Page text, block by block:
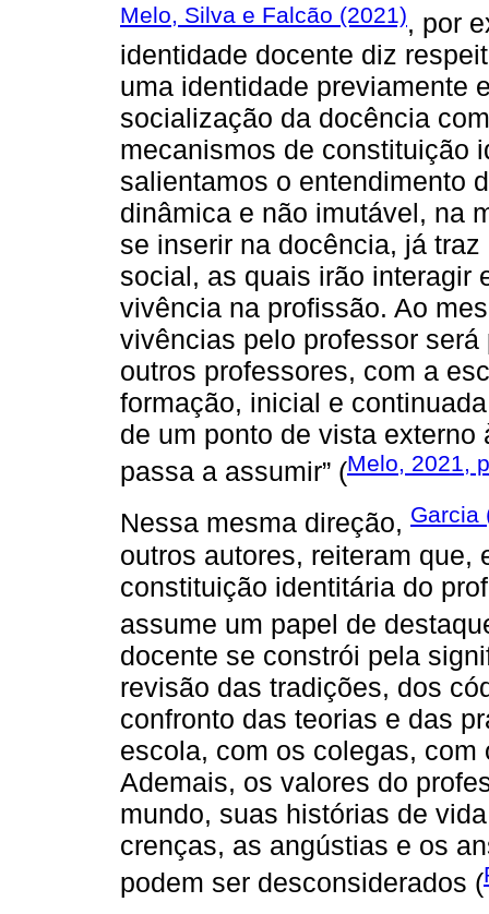
Melo, Silva e Falcão (2021), por
identidade docente diz
uma identidade previamente
socialização da docência
mecanismos de constituição
salientamos o entendimento
dinâmica e não imutável, na
se inserir na docência, já
social, as quais irão interagir
vivência na profissão. Ao
vivências pelo professor
outros professores, com a
formação, inicial e
de um ponto de vista
passa a assumir” (Melo, 2021,
Nessa mesma direção, Garcia
outros autores, reiteram que,
constituição identitária do
assume um papel de
docente se constrói pela
revisão das tradições, dos
confronto das teorias e das
escola, com os colegas,
Ademais, os valores do
mundo, suas histórias de
crenças, as angústias e os
podem ser desconsiderados (